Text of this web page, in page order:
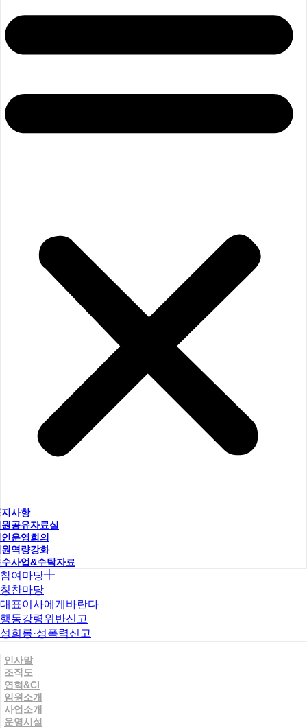
사항
공유자료실
운영회의
역량강화
사업&수탁자료
참여마당
칭찬마당
대표이사에게바란다
행동강령위반신고
성희롱·성폭력신고
인사말
조직도
연혁&CI
임원소개
사업소개
운영시설